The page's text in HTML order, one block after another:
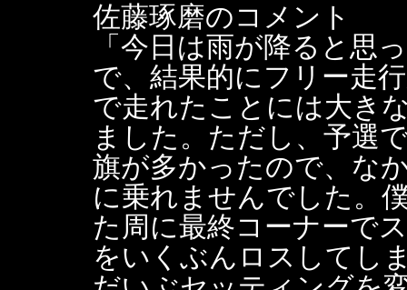
佐藤琢磨のコメント
「今日は雨が降ると思
で、結果的にフリー走
で走れたことには大き
ました。ただし、予選
旗が多かったので、な
に乗れませんでした。
た周に最終コーナーで
をいくぶんロスしてし